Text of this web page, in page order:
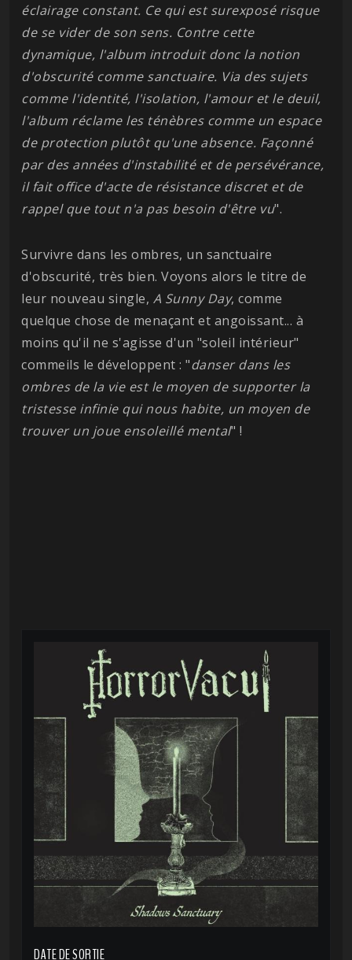
éclairage constant. Ce qui est surexposé risque
de se vider de son sens. Contre cette
dynamique, l'album introduit donc la notion
d'obscurité comme sanctuaire. Via des sujets
comme l'identité, l'isolation, l'amour et le deuil,
l'album réclame les ténèbres comme un espace
de protection plutôt qu'une absence. Façonné
par des années d'instabilité et de persévérance,
il fait office d'acte de résistance discret et de
rappel que tout n'a pas besoin d'être vu".
Survivre dans les ombres, un sanctuaire
d'obscurité, très bien. Voyons alors le titre de
leur nouveau single, A Sunny Day, comme
quelque chose de menaçant et angoissant... à
moins qu'il ne s'agisse d'un "soleil intérieur"
commeils le développent : "danser dans les
ombres de la vie est le moyen de supporter la
tristesse infinie qui nous habite, un moyen de
trouver un joue ensoleillé mental" !
DATE DE SORTIE